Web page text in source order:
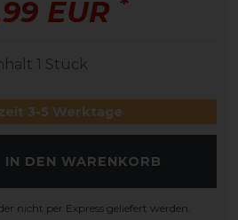
EUR
1 Stück
3-5 Werktage
IN DEN WARENKORB
nicht per Express geliefert werden.